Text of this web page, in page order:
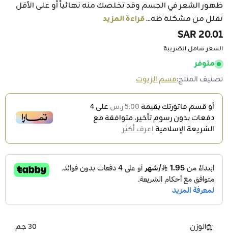
ظهور الشعر في الجسم وقد تخلصك منه نهائياً أو على الأقل
تقلل من مشكلة ظه...قراءة المزيد
20.01 SAR
السعر شامل الضريبة
متوفر
تصنيف المنتج:قسم الزيوت
أو قسم فاتورتك بقيمة 5.00 ر.س على4
دفعات بدون رسوم تأخير، متوافقة مع
الشريعة الإسلاميةاعرف أكثر
الوزن 30 جم